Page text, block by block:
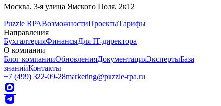
Москва, 3-я улица Ямского Поля, 2к12
Puzzle RPAВозможностиПроектыТарифы
Направления
БухгалтерияФинансыДля IT-директора
О компании
Блог компанииОбновленияДокументацияЭкспертыБаза
знанийКонтакты
+7 (499) 322-09-28marketing@puzzle-rpa.ru